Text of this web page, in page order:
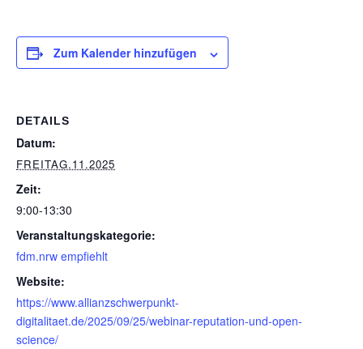
Zum Kalender hinzufügen
DETAILS
Datum:
FREITAG.11.2025
Zeit:
9:00-13:30
Veranstaltungskategorie:
fdm.nrw empfiehlt
Website:
https://www.allianzschwerpunkt-
digitalitaet.de/2025/09/25/webinar-reputation-und-open-
science/